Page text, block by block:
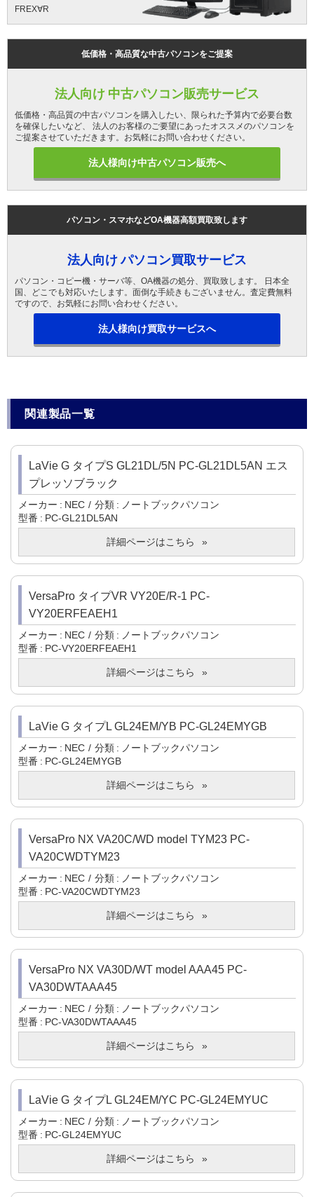
FREX∀R
低価格・高品質な中古パソコンをご提案
法人向け 中古パソコン販売サービス
低価格・高品質の中古パソコンを購入したい、限られた予算内で必要台数
を確保したいなど、 法人のお客様のご要望にあったオススメのパソコンを
ご提案させていただきます。お気軽にお問い合わせください。
法人様向け中古パソコン販売へ
パソコン・スマホなどOA機器高額買取致します
法人向け パソコン買取サービス
パソコン・コピー機・サーバ等、OA機器の処分、買取致します。 日本全
国、どこでも対応いたします。面倒な手続きもございません。査定費無料
ですので、お気軽にお問い合わせください。
法人様向け買取サービスへ
関連製品一覧
LaVie G タイプS GL21DL/5N PC-GL21DL5AN エス
プレッソブラック
メーカー NEC 分類
ノートブックパソコン
型番
PC-GL21DL5AN
詳細ページはこちら
VersaPro タイプVR VY20E/R-1 PC-
VY20ERFEAEH1
メーカー NEC 分類
ノートブックパソコン
型番
PC-VY20ERFEAEH1
詳細ページはこちら
LaVie G タイプL GL24EM/YB PC-GL24EMYGB
メーカー NEC 分類
ノートブックパソコン
型番
PC-GL24EMYGB
詳細ページはこちら
VersaPro NX VA20C/WD model TYM23 PC-
VA20CWDTYM23
メーカー NEC 分類
ノートブックパソコン
型番
PC-VA20CWDTYM23
詳細ページはこちら
VersaPro NX VA30D/WT model AAA45 PC-
VA30DWTAAA45
メーカー NEC 分類
ノートブックパソコン
型番
PC-VA30DWTAAA45
詳細ページはこちら
LaVie G タイプL GL24EM/YC PC-GL24EMYUC
メーカー NEC 分類
ノートブックパソコン
型番
PC-GL24EMYUC
詳細ページはこちら